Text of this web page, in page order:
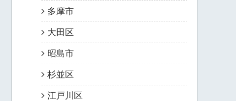
多摩市
大田区
昭島市
杉並区
江戸川区